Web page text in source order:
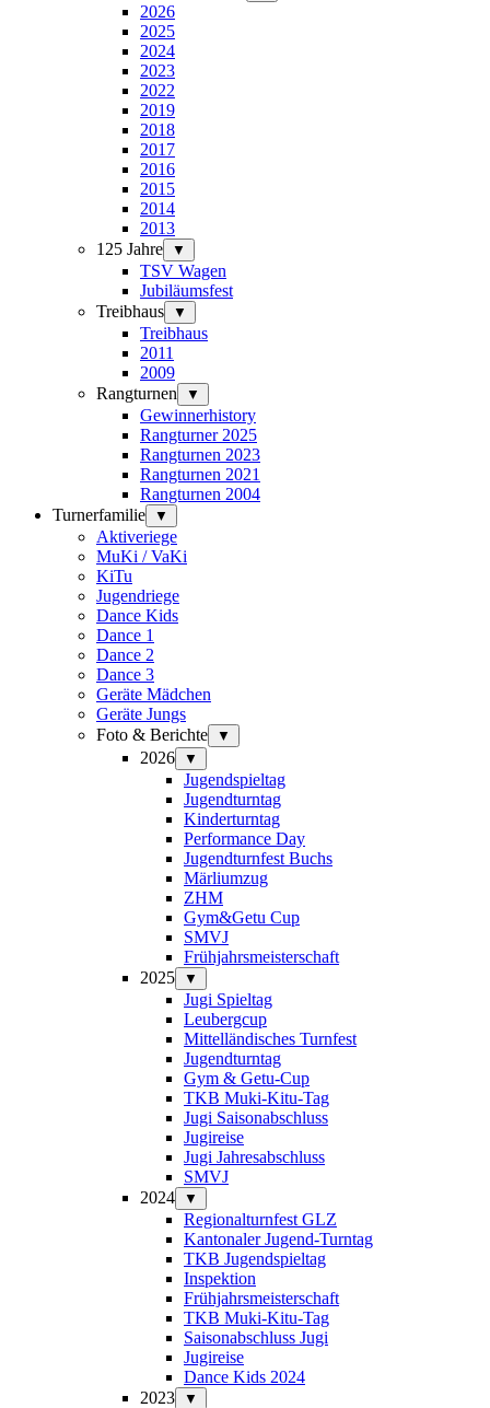
2026
2025
2024
2023
2022
2019
2018
2017
2016
2015
2014
2013
125 Jahre
▼
TSV Wagen
Jubiläumsfest
Treibhaus
▼
Treibhaus
2011
2009
Rangturnen
▼
Gewinnerhistory
Rangturner 2025
Rangturnen 2023
Rangturnen 2021
Rangturnen 2004
Turnerfamilie
▼
Aktiveriege
MuKi / VaKi
KiTu
Jugendriege
Dance Kids
Dance 1
Dance 2
Dance 3
Geräte Mädchen
Geräte Jungs
Foto & Berichte
▼
2026 ▼
Jugendspieltag
Jugendturntag
Kinderturntag
Performance Day
Jugendturnfest Buchs
Märliumzug
ZHM
Gym&Getu Cup
SMVJ
Frühjahrsmeisterschaft
2025
▼
Jugi Spieltag
Leubergcup
Mittelländisches Turnfest
Jugendturntag
Gym & Getu-Cup
TKB Muki-Kitu-Tag
Jugi Saisonabschluss
Jugireise
Jugi Jahresabschluss
SMVJ
2024
▼
Regionalturnfest GLZ
Kantonaler Jugend-Turntag
TKB Jugendspieltag
Inspektion
Frühjahrsmeisterschaft
TKB Muki-Kitu-Tag
Saisonabschluss Jugi
Jugireise
Dance Kids 2024
2023
▼